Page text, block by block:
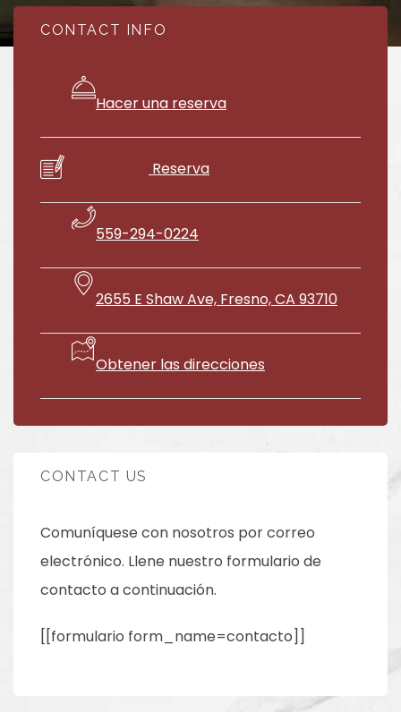
CONTACT INFO
Hacer una reserva
Reserva
559-294-0224
2655 E Shaw Ave, Fresno, CA 93710
Obtener las direcciones
CONTACT US
Comuníquese con nosotros por correo
electrónico. Llene nuestro formulario de
contacto a continuación.
[[formulario form_name=contacto]]